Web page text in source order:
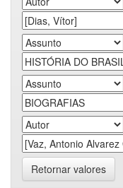
Retornar valores